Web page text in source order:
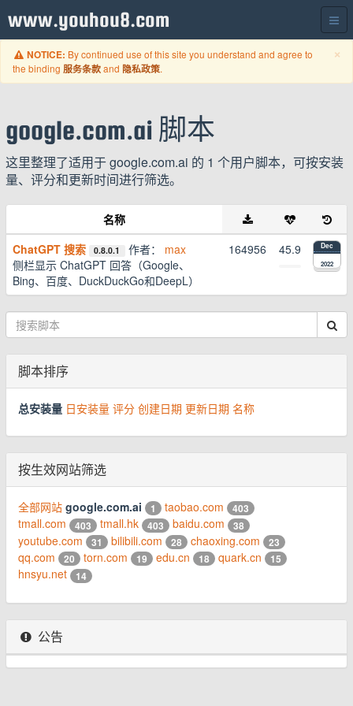
www.youhou8.com
×
NOTICE: By continued use of this site you understand and agree to
the binding 服务条款and 隐私政策.
google.com.ai 脚本
这里整理了适用于 google.com.ai 的 1 个用户脚本，可按安装
量、评分和更新时间进行筛选。
名称
ChatGPT 搜索
0.8.0.1 作者： max
侧栏显示 ChatGPT 回答（Google、
Bing、百度、DuckDuckGo和DeepL）
164956 45.9 Dec
2022
脚本排序
总安装量 日安装量 评分 创建日期 更新日期 名称
按生效网站筛选
全部网站 google.com.ai 1 taobao.com 403
tmall.com 403 tmall.hk 403 baidu.com 38
youtube.com 31 bilibili.com 28 chaoxing.com 23
qq.com 20 torn.com 19 edu.cn 18 quark.cn 15
hnsyu.net 14
公告